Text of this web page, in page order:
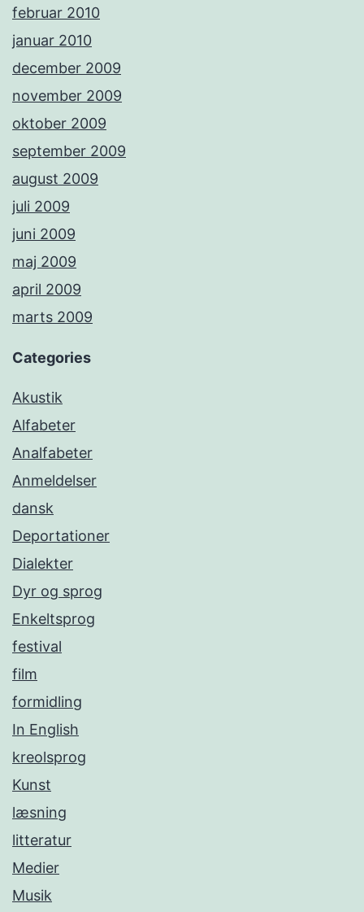
februar 2010
januar 2010
december 2009
november 2009
oktober 2009
september 2009
august 2009
juli 2009
juni 2009
maj 2009
april 2009
marts 2009
Categories
Akustik
Alfabeter
Analfabeter
Anmeldelser
dansk
Deportationer
Dialekter
Dyr og sprog
Enkeltsprog
festival
film
formidling
In English
kreolsprog
Kunst
læsning
litteratur
Medier
Musik